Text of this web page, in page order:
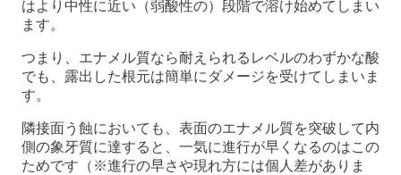
はより中性に近い（弱酸性の）段階で溶け始めてしまい
ます。
つまり、エナメル質なら耐えられるレベルのわずかな酸
でも、露出した根元は簡単にダメージを受けてしまいま
す。
隣接面う蝕においても、表面のエナメル質を突破して内
側の象牙質に達すると、一気に進行が早くなるのはこの
ためです（※進行の早さや現れ方には個人差がありま